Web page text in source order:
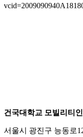
건국대학교 모빌리티
서울시 광진구 능동로